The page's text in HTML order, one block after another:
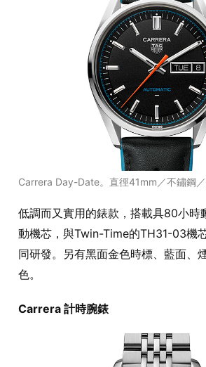
Carrera Day-Date。直徑41mm／不鏽鋼
低調而又實用的錶款，搭載具80小時
動機芯，與Twin-Time的TH31-03機
同研發。另有黑面金色時標、藍面、
色。
Carrera 計時腕錶